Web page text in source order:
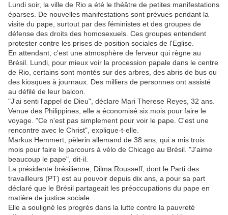
Lundi soir, la ville de Rio a été le théâtre de petites manifestations
éparses. De nouvelles manifestations sont prévues pendant la
visite du pape, surtout par des féministes et des groupes de
défense des droits des homosexuels. Ces groupes entendent
protester contre les prises de position sociales de l'Eglise.
En attendant, c'est une atmosphère de ferveur qui règne au
Brésil. Lundi, pour mieux voir la procession papale dans le centre
de Rio, certains sont montés sur des arbres, des abris de bus ou
des kiosques à journaux. Des milliers de personnes ont assisté
au défilé de leur balcon.
"J'ai senti l'appel de Dieu", déclare Mari Therese Reyes, 32 ans.
Venue des Philippines, elle a économisé six mois pour faire le
voyage. "Ce n'est pas simplement pour voir le pape. C'est une
rencontre avec le Christ", explique-t-elle.
Markus Hemmert, pèlerin allemand de 38 ans, qui a mis trois
mois pour faire le parcours à vélo de Chicago au Brésil. "J'aime
beaucoup le pape", dit-il.
La présidente brésilienne, Dilma Rousseff, dont le Parti des
travailleurs (PT) est au pouvoir depuis dix ans, a pour sa part
déclaré que le Brésil partageait les préoccupations du pape en
matière de justice sociale.
Elle a souligné les progrès dans la lutte contre la pauvreté